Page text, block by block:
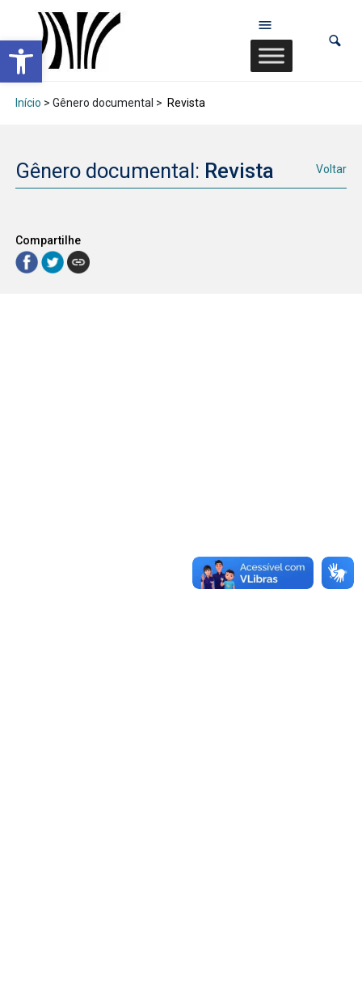
Abrir a barra de ferramentas
Início > Gênero documental > Revista
Gênero documental: Revista Voltar
Compartilhe